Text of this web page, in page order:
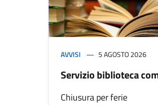
AVVISI 5 AGOSTO 2026
Servizio biblioteca
Chiusura per ferie